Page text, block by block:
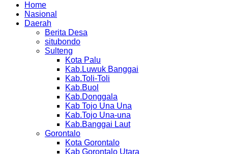
Home
Nasional
Daerah
Berita Desa
situbondo
Sulteng
Kota Palu
Kab.Luwuk Banggai
Kab.Toli-Toli
Kab.Buol
Kab.Donggala
Kab Tojo Una Una
Kab.Tojo Una-una
Kab.Banggai Laut
Gorontalo
Kota Gorontalo
Kab Gorontalo Utara